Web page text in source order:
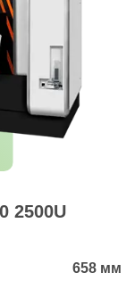
2500U
658 мм